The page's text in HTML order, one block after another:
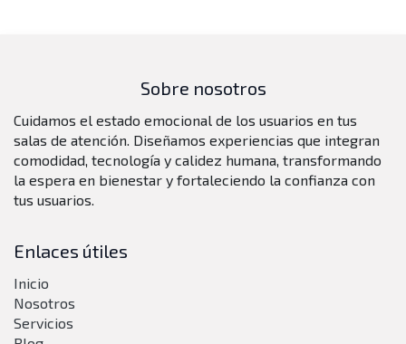
Sobre nosotros
Cuidamos el estado emocional de los usuarios en tus
salas de atención. Diseñamos experiencias que integran
comodidad, tecnología y calidez humana, transformando
la espera en bienestar y fortaleciendo la confianza con
tus usuarios.
Enlaces útiles
Inicio
Nosotros
Servicios